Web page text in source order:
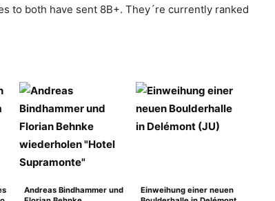
to both have sent 8B+. They´re currently ranked
Andreas Bindhammer und
Einweihung einer neuen